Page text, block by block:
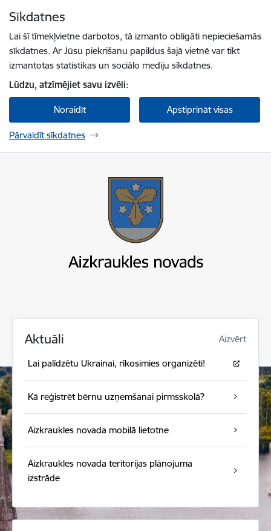
Sīkdatnes
Lai šī tīmekļvietne darbotos, tā izmanto obligāti nepieciešamās
sīkdatnes. Ar Jūsu piekrišanu papildus šajā vietnē var tikt
izmantotas statistikas un sociālo mediju sīkdatnes.
Lūdzu, atzīmējiet savu izvēli:
Noraidīt Apstiprināt visas
Pārvaldīt sīkdatnes
Aktuāli Aizvērt
Lai palīdzētu Ukrainai, rīkosimies organizēti!
Kā reģistrēt bērnu uzņemšanai pirmsskolā?
Aizkraukles novada mobilā lietotne
Aizkraukles novada teritorijas plānojuma
izstrāde